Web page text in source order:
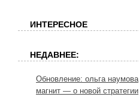
ИНТЕРЕСНОЕ
НЕДАВНЕЕ:
Обновление: ольга наумова
магнит — о новой стратегии